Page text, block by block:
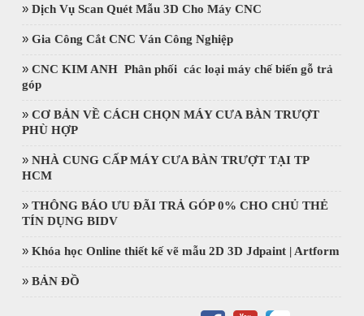
»Dịch Vụ Scan Quét Mẫu 3D Cho Máy CNC
»Gia Công Cắt CNC Ván Công Nghiệp
»CNC KIM ANH Phân phối các loại máy chế biến gỗ trả
góp
»CƠ BẢN VỀ CÁCH CHỌN MÁY CƯA BÀN TRƯỢT
PHÙ HỢP
»NHÀ CUNG CẤP MÁY CƯA BÀN TRƯỢT TẠI TP
HCM
»THÔNG BÁO ƯU ĐÃI TRẢ GÓP 0% CHO CHỦ THẺ
TÍN DỤNG BIDV
»Khóa học Online thiết kế vẽ mẫu 2D 3D Jdpaint | Artform
»BẢN ĐỒ